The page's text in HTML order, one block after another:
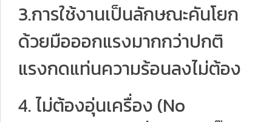
3.การใช้งานเป็นลักษณะคันโยก
ด้วยมือออกแรงมากกว่าปกติ
แรงกดแท่นความร้อนลงไม่ต้อง
4. ไม่ต้องอุ่นเครื่อง (No